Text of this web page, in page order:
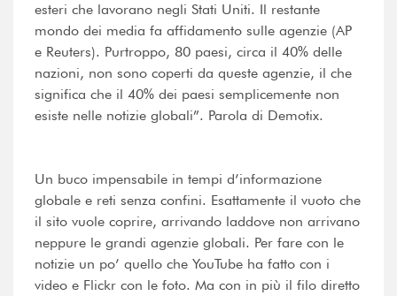
esteri che lavorano negli Stati Uniti. Il restante
mondo dei media fa affidamento sulle agenzie (AP
e Reuters). Purtroppo, 80 paesi, circa il 40% delle
nazioni, non sono coperti da queste agenzie, il che
significa che il 40% dei paesi semplicemente non
esiste nelle notizie globali”. Parola di Demotix.
Un buco impensabile in tempi d’informazione
globale e reti senza confini. Esattamente il vuoto che
il sito vuole coprire, arrivando laddove non arrivano
neppure le grandi agenzie globali. Per fare con le
notizie un po’ quello che YouTube ha fatto con i
video e Flickr con le foto. Ma con in più il filo diretto